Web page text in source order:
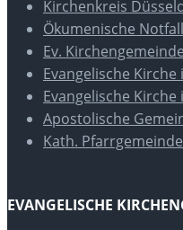
Kirchenkreis
Ökumenische
Ev.
Evangelische
Evangelische
Apostolische
Kath.
EVANGELISCHE